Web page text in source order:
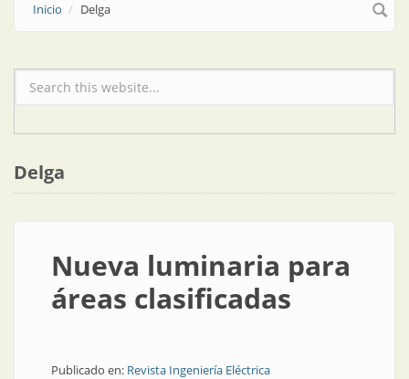
Inicio Delga
Formulario de búsqueda
Delga
Nueva luminaria para
áreas clasificadas
Publicado en: Revista Ingeniería Eléctrica